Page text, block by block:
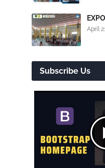
April
Subscribe Us